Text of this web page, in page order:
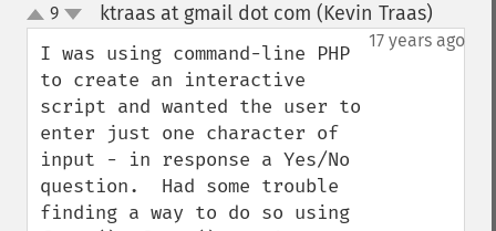
up
down
9 ktraas at gmail dot com (Kevin Traas)
17 years ago
I was using command-line PHP
to create an interactive
script and wanted the user to
enter just one character of
input - in response a Yes/No
question.  Had some trouble
finding a way to do so using